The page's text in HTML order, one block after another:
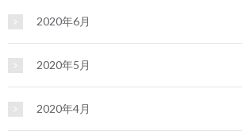
2020年6月
2020年5月
2020年4月